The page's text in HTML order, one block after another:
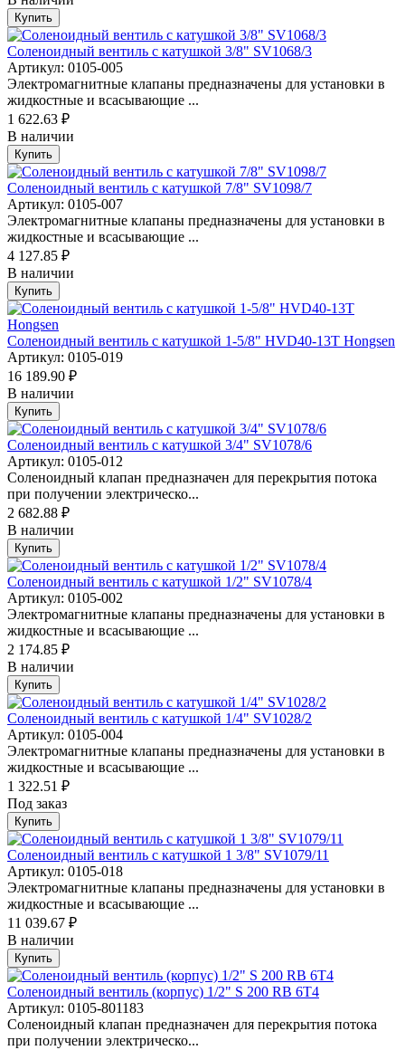
Купить
Соленоидный вентиль с катушкой 3/8" SV1068/3
Артикул: 0105-005
Электромагнитные клапаны предназначены для установки в
жидкостные и всасывающие ...
1 622.63 ₽
В наличии
Купить
Соленоидный вентиль с катушкой 7/8" SV1098/7
Артикул: 0105-007
Электромагнитные клапаны предназначены для установки в
жидкостные и всасывающие ...
4 127.85 ₽
В наличии
Купить
Соленоидный вентиль с катушкой 1-5/8" HVD40-13T Hongsen
Артикул: 0105-019
16 189.90 ₽
В наличии
Купить
Соленоидный вентиль с катушкой 3/4" SV1078/6
Артикул: 0105-012
Соленоидный клапан предназначен для перекрытия потока
при получении электрическо...
2 682.88 ₽
В наличии
Купить
Соленоидный вентиль с катушкой 1/2" SV1078/4
Артикул: 0105-002
Электромагнитные клапаны предназначены для установки в
жидкостные и всасывающие ...
2 174.85 ₽
В наличии
Купить
Соленоидный вентиль с катушкой 1/4" SV1028/2
Артикул: 0105-004
Электромагнитные клапаны предназначены для установки в
жидкостные и всасывающие ...
1 322.51 ₽
Под заказ
Купить
Соленоидный вентиль с катушкой 1 3/8" SV1079/11
Артикул: 0105-018
Электромагнитные клапаны предназначены для установки в
жидкостные и всасывающие ...
11 039.67 ₽
В наличии
Купить
Соленоидный вентиль (корпус) 1/2" S 200 RB 6Т4
Артикул: 0105-801183
Соленоидный клапан предназначен для перекрытия потока
при получении электрическо...